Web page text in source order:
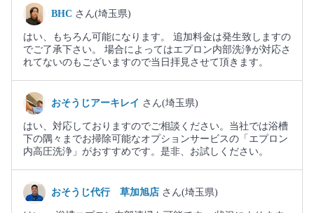
BHC さん(埼玉県)
はい、もちろん可能になります。 追加料金は発生致しますの
でご了承下さい。 場合によってはエプロン内部洗浄が対応さ
れてないのもございますので当日拝見させて頂きます。
おそうじアーキレイ さん(埼玉県)
はい、対応しておりますのでご相談ください。当社では浴槽
下の隅々までお掃除可能なオプションサービスの「エプロン
内高圧洗浄」がおすすめです。是非、お試しください。
おそうじ代行 草加旭店 さん(埼玉県)